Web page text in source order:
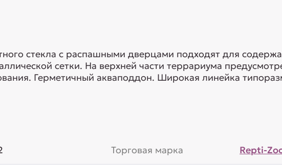
стекла с распашными дверцами подходят для
сетки. На верхней части террариума
Герметичный акваподдон. Широкая линейка
Торговая марка
Repti-